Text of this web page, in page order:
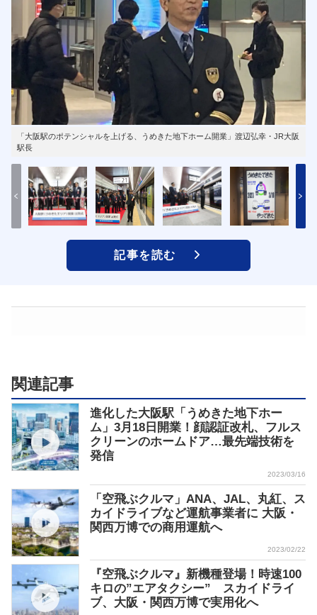
「大阪駅のポテンシャルを上げる、うめきた地下ホーム開業」渡辺弘幸・JR大阪
駅長
記事を読む
関連記事
進化した大阪駅「うめきた地下ホー
ム」3月18日開業！顔認証改札、フルス
クリーンのホームドア…最先端技術を
発信
2023/03/16
「空飛ぶクルマ」ANA、JAL、丸紅、ス
カイドライブなど運航事業者に 大阪・
関西万博での商用運航へ
2023/02/22
『空飛ぶクルマ』新機種登場！時速100
キロの”エアタクシー” スカイドライ
ブ、大阪・関西万博で実用化へ